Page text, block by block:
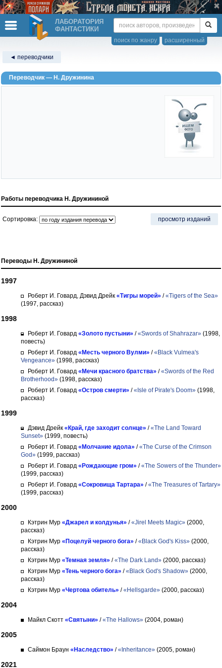
ЛАБОРАТОРИЯ
ФАНТАСТИКИ
расширенный
поиск по жанру
◄ переводчики
Переводчик — Н. Дружинина
Работы переводчика Н. Дружининой
Сортировка: просмотр изданий
Переводы Н. Дружининой
1997
Роберт И. Говард, Дэвид Дрейк «Тигры морей» /«Tigers of the Sea»
(1997, рассказ)
1998
Роберт И. Говард «Золото пустыни» /«Swords of Shahrazar» (1998,
повесть)
Роберт И. Говард «Месть черного Вулми» /«Black Vulmea's
Vengeance» (1998, рассказ)
Роберт И. Говард «Мечи красного братства» /«Swords of the Red
Brotherhood» (1998, рассказ)
Роберт И. Говард «Остров смерти» /«Isle of Pirate's Doom» (1998,
рассказ)
1999
Дэвид Дрейк «Край, где заходит солнце» /«The Land Toward
Sunset» (1999, повесть)
Роберт И. Говард «Молчание идола» /«The Curse of the Crimson
God» (1999, рассказ)
Роберт И. Говард «Рождающие гром» /«The Sowers of the Thunder»
(1999, рассказ)
Роберт И. Говард «Сокровища Тартара» /«The Treasures of Tartary»
(1999, рассказ)
2000
Кэтрин Мур «Джарел и колдунья» /«Jirel Meets Magic» (2000,
рассказ)
Кэтрин Мур «Поцелуй черного бога» /«Black God's Kiss» (2000,
рассказ)
Кэтрин Мур «Темная земля» /«The Dark Land» (2000, рассказ)
Кэтрин Мур «Тень черного бога» /«Black God's Shadow» (2000,
рассказ)
Кэтрин Мур «Чертова обитель» /«Hellsgarde» (2000, рассказ)
2004
Майкл Скотт «Святыни» /«The Hallows» (2004, роман)
2005
Саймон Браун «Наследство» /«Inheritance» (2005, роман)
2021